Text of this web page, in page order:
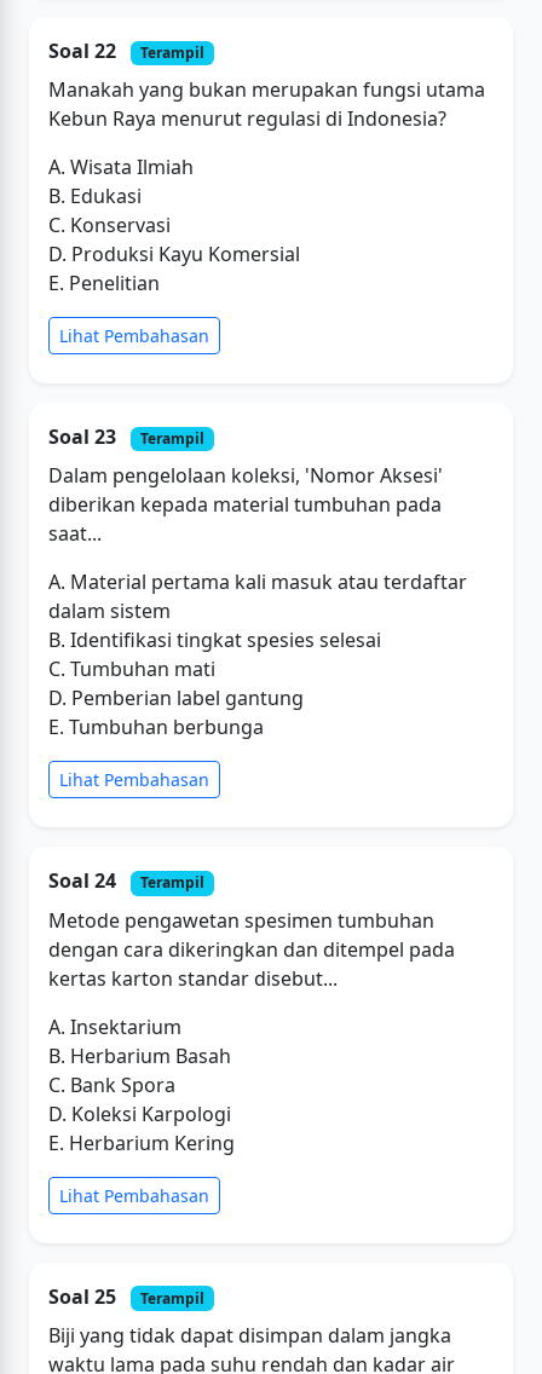
Soal 22 Terampil
Manakah yang bukan merupakan fungsi utama
Kebun Raya menurut regulasi di Indonesia?
A. Wisata Ilmiah
B. Edukasi
C. Konservasi
D. Produksi Kayu Komersial
E. Penelitian
Lihat Pembahasan
Soal 23 Terampil
Dalam pengelolaan koleksi, 'Nomor Aksesi'
diberikan kepada material tumbuhan pada
saat...
A. Material pertama kali masuk atau terdaftar
dalam sistem
B. Identifikasi tingkat spesies selesai
C. Tumbuhan mati
D. Pemberian label gantung
E. Tumbuhan berbunga
Lihat Pembahasan
Soal 24 Terampil
Metode pengawetan spesimen tumbuhan
dengan cara dikeringkan dan ditempel pada
kertas karton standar disebut...
A. Insektarium
B. Herbarium Basah
C. Bank Spora
D. Koleksi Karpologi
E. Herbarium Kering
Lihat Pembahasan
Soal 25 Terampil
Biji yang tidak dapat disimpan dalam jangka
waktu lama pada suhu rendah dan kadar air